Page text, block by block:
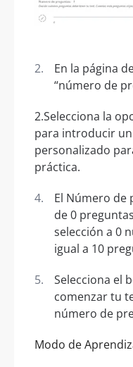
En la página
“número de
2.Selecciona la
para introducir
personalizado
práctica.
El Número de
de 0
selección a 0
igual a 10
Selecciona el
comenzar tu
número de
Modo de